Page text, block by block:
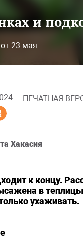
и
23 мая
ПЕЧАТНАЯ
Хакасия
к концу.
в
ухаживать.